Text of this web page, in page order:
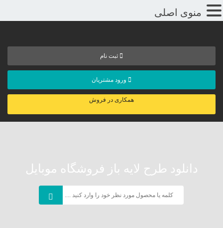
ثبت نام
ورود مشتریان
همکاری در فروش
دانلود طرح لایه باز فروشگاه موبایل
منوی اصلی